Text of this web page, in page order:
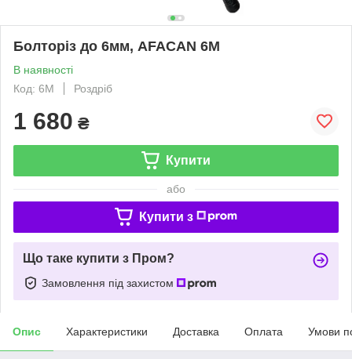
Болторіз до 6мм, AFACAN 6М
В наявності
Код: 6M
Роздріб
1 680 ₴
Купити
або
Купити з
Що таке купити з Пром?
Замовлення під захистом
Опис Характеристики Доставка Оплата Умови